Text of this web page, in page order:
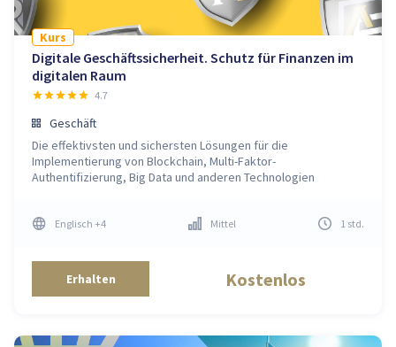
Kurs
Digitale Geschäftssicherheit. Schutz für Finanzen im
digitalen Raum
4.7
Geschäft
Die effektivsten und sichersten Lösungen für die
Implementierung von Blockchain, Multi-Faktor-
Authentifizierung, Big Data und anderen Technologien
Englisch +4 Mittel 1 std.
Erhalten Kostenlos